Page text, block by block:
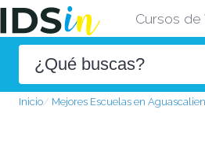
Cursos de
Inicio Mejores Escuelas en